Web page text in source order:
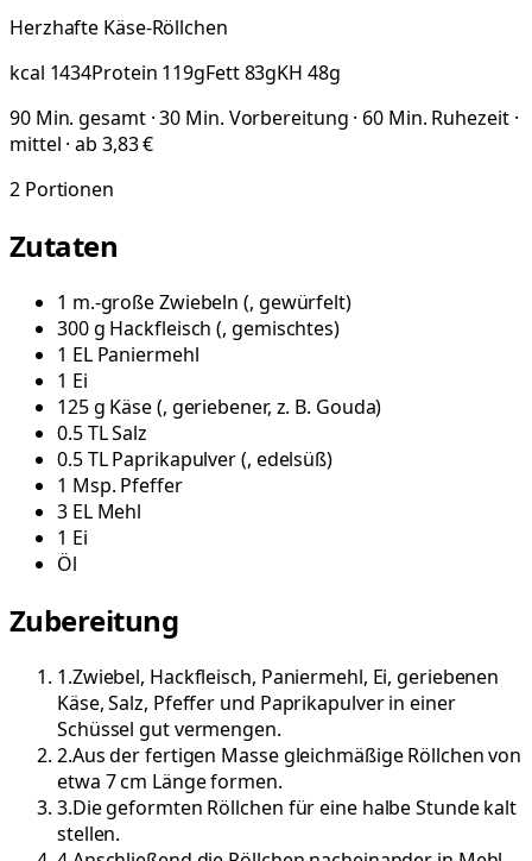
Herzhafte Käse-Röllchen
kcal 1434Protein 119gFett83gKH 48g
90 Min. gesamt · 30 Min. Vorbereitung · 60 Min. Ruhezeit ·
mittel · ab 3,83 €
2 Portionen
Zutaten
1 m.-großeZwiebeln (, gewürfelt)
300g Hackfleisch (, gemischtes)
1 EL Paniermehl
1 Ei
125g Käse(, geriebener, z. B. Gouda)
0.5TLSalz
0.5TLPaprikapulver(, edelsüß)
1 Msp. Pfeffer
3 EL Mehl
1 Ei
Öl
Zubereitung
1.Zwiebel, Hackfleisch, Paniermehl, Ei, geriebenen
Käse, Salz, Pfeffer und Paprikapulver in einer
Schüssel gut vermengen.
2.Aus der fertigen Masse gleichmäßige Röllchen von
etwa 7 cm Länge formen.
3.Die geformten Röllchen für eine halbe Stunde kalt
stellen.